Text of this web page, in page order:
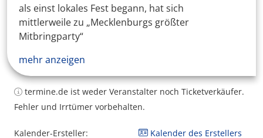
als einst lokales Fest begann, hat sich
mittlerweile zu „Mecklenburgs größter
Mitbringparty“
mehr anzeigen
termine.de ist weder Veranstalter noch Ticketverkäufer.
Fehler und Irrtümer vorbehalten.
Kalender-Ersteller:
Kalender des Erstellers